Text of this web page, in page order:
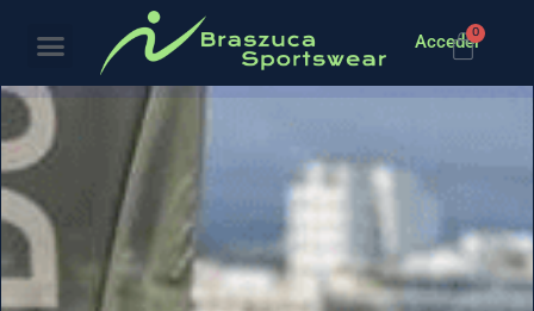
Acceder
0